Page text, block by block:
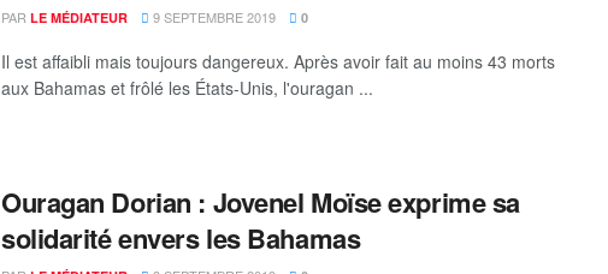
PAR LE MÉDIATEUR 9 SEPTEMBRE 2019 0
Il est affaibli mais toujours dangereux. Après avoir fait au moins 43 morts
aux Bahamas et frôlé les États-Unis, l'ouragan ...
Ouragan Dorian : Jovenel Moïse exprime sa
solidarité envers les Bahamas